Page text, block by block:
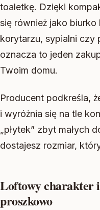
toaletkę. Dzięki
się również jako
korytarzu, sypialni czy
oznacza to jeden
Twoim domu.
Producent podkreśla,
i wyróżnia się na tle
„płytek” zbyt małych
dostajesz rozmiar,
Loftowy charakter
proszkowo